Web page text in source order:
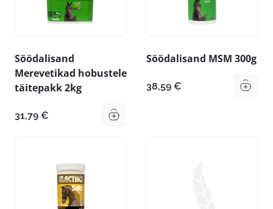
Söödalisand
Merevetikad hobustele
täitepakk 2kg
31,79 €
Söödalisand MSM 300g
38,59 €